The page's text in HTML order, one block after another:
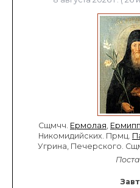
Сщмчч. Ермолая,
Никомидийских. Прмц.
Угрина, Печерского.